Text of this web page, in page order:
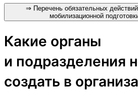
⇒ Перечень обязательных
мобилизационной
Какие органы
и подразделения
создать в